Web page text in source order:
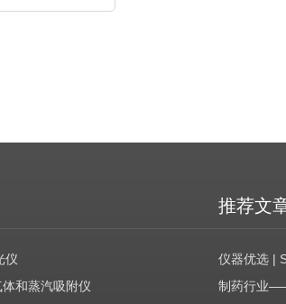
仪
和蒸汽吸附仪
推荐文
制药行业